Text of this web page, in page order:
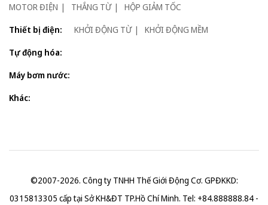
MOTOR ĐIỆN
THẮNG TỪ
HỘP GIẢM TỐC
Thiết bị điện:
KHỞI ĐỘNG TỪ
KHỞI ĐỘNG MỀM
Tự động hóa:
Máy bơm nước:
Khác:
©2007-2026. Công ty TNHH Thế Giới Động Cơ. GPĐKKD:
0315813305 cấp tại Sở KH&ĐT TP.Hồ Chí Minh. Tel: +84.888888.84 -